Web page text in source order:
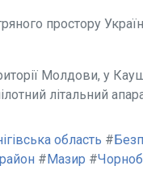
простору
Молдови, у
літальний
область #
#Мазир #